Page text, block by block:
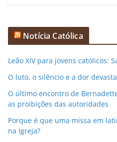
Notícia Católica
Leão XIV para jovens católicos:
O luto, o silêncio e a dor
O último encontro de
as proibições das autoridades
Porque é que uma missa em
na Igreja?